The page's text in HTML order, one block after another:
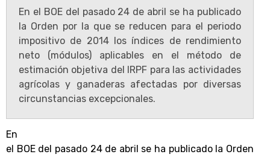
En el BOE del pasado 24 de abril se ha publicado
la Orden por la que se reducen para el periodo
impositivo de 2014 los índices de rendimiento
neto (módulos) aplicables en el método de
estimación objetiva del IRPF para las actividades
agrícolas y ganaderas afectadas por diversas
circunstancias excepcionales.
En
el BOE del pasado 24 de abril se ha publicado la Orden